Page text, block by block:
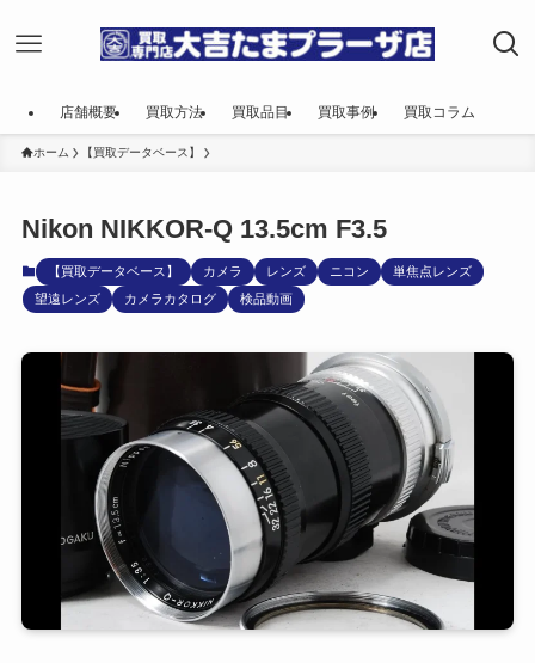
店舗概要 買取方法 買取品目 買取事例 買取コラム
ホーム 【買取データベース】
Nikon NIKKOR-Q 13.5cm F3.5
【買取データベース】 カメラ レンズ ニコン
単焦点レンズ
望遠レンズ
カメラカタログ 検品動画